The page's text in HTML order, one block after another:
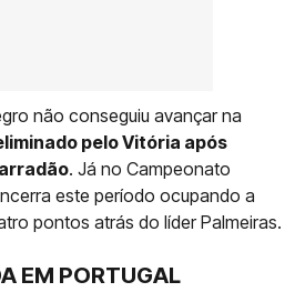
não conseguiu avançar na
pelo Vitória após
. Já no Campeonato
este período ocupando a
pontos atrás do líder Palmeiras.
EM PORTUGAL